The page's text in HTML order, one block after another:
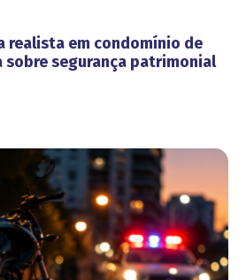
realista em condomínio de
sobre segurança patrimonial